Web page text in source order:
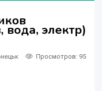
вода, электр)
Просмотров: 95